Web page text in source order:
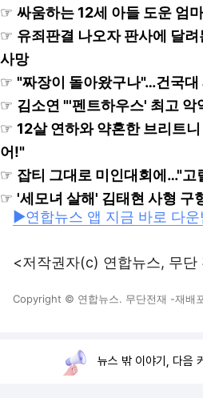
☞ 싸움하는 12세 아들 도운 엄
☞ 유죄판결 나오자 판사에 달
사망
☞ "짜장이 돌아왔구나"…건국대
☞ 김소연 "'펜트하우스' 최고 악
☞ 12살 연하와 약혼한 브리트
어!"
☞ 잡티 그대로 미인대회에…"고
☞ '세모녀 살해' 김태현 사형 구
▶연합뉴스 앱 지금 바로 다
<저작권자(c) 연합뉴스, 무단
Copyright © 연합뉴스. 무단전재 -재배
뉴스 밖 이야기, 다음